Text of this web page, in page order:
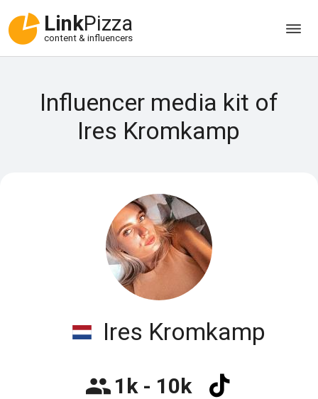
LinkPizza
content & influencers
Influencer media kit of
Ires Kromkamp
Ires Kromkamp
1k - 10k